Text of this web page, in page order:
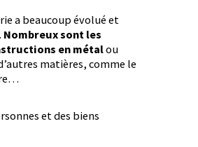
a beaucoup évolué et
Nombreux sont les
en métalou
matières, comme le
et des biens